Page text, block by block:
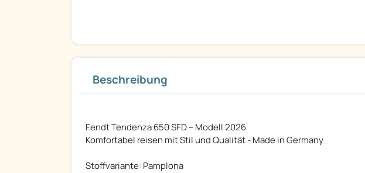
Beschreibung
Fendt Tendenza 650 SFD – Modell 2026
Komfortabel reisen mit Stil und Qualität - Made in Germany
Stoffvariante: Pamplona